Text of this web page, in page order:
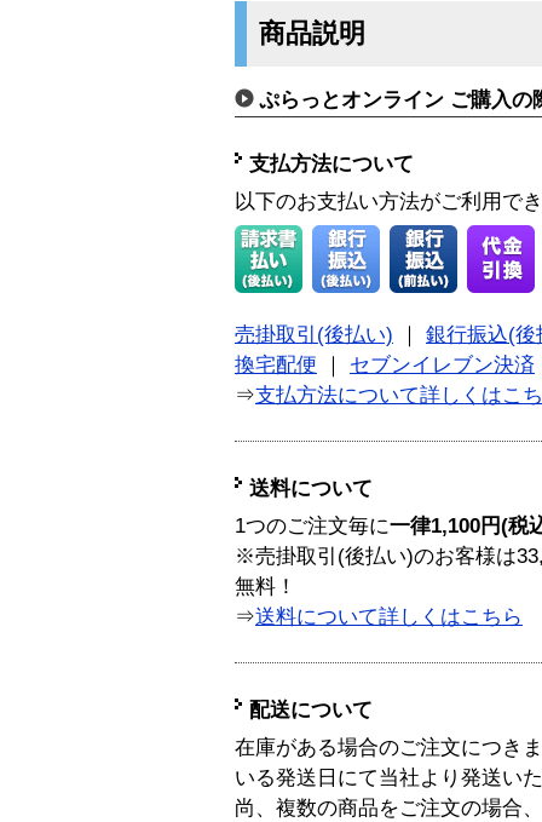
商品説明
ぷらっとオンライン ご購入の
支払方法について
以下のお支払い方法がご利用で
売掛取引(後払い)
銀行振込(後
換宅配便
セブンイレブン決済
⇒支払方法について詳しくはこ
送料について
1つのご注文毎に一律1,100円(税
※売掛取引(後払い)のお客様は
無料！
⇒送料について詳しくはこちら
配送について
在庫がある場合のご注文につき
いる発送日にて当社より発送い
尚、複数の商品をご注文の場合